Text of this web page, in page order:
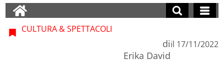
CULTURA & SPETTACOLI
di
Erika David
il 17/11/2022